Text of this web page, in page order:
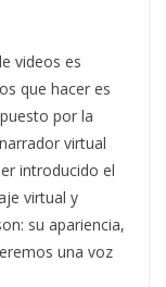
videos es
que hacer es
por la
virtual
introducido el
virtual y
su apariencia,
una voz